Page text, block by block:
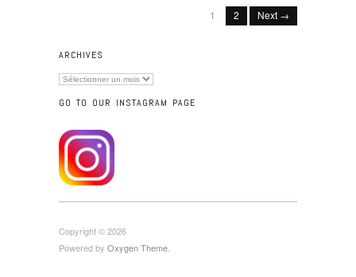
1 2 Next →
ARCHIVES
Archives
GO TO OUR INSTAGRAM PAGE
Copyright © 2026
Powered by Oxygen Theme